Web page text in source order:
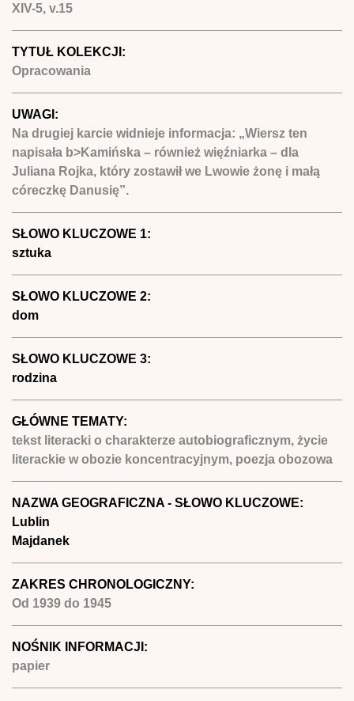
XIV-5, v.15
TYTUŁ KOLEKCJI:
Opracowania
UWAGI:
Na drugiej karcie widnieje informacja: „Wiersz ten
napisała b>Kamińska – również więźniarka – dla
Juliana Rojka, który zostawił we Lwowie żonę i małą
córeczkę Danusię”.
SŁOWO KLUCZOWE 1:
sztuka
SŁOWO KLUCZOWE 2:
dom
SŁOWO KLUCZOWE 3:
rodzina
GŁÓWNE TEMATY:
tekst literacki o charakterze autobiograficznym, życie
literackie w obozie koncentracyjnym, poezja obozowa
NAZWA GEOGRAFICZNA - SŁOWO KLUCZOWE:
Lublin
Majdanek
ZAKRES CHRONOLOGICZNY:
Od 1939 do 1945
NOŚNIK INFORMACJI:
papier